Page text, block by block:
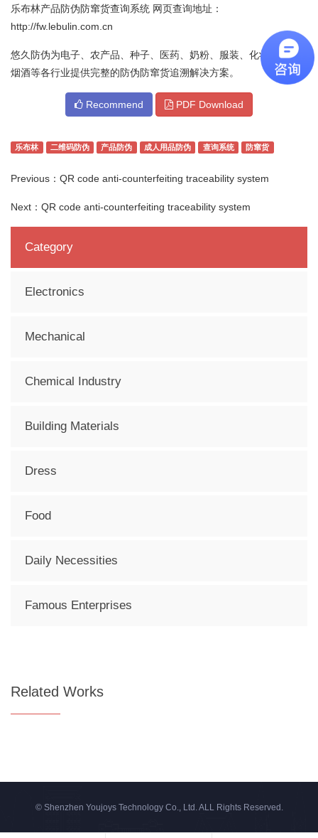
乐布林产品防伪防窜货查询系统 网页查询地址：
http://fw.lebulin.com.cn
悠久防伪为电子、农产品、种子、医药、奶粉、服装、化妆品、茶
烟酒等各行业提供完整的防伪防窜货追溯解决方案。
Recommend PDF Download
乐布林 二维码防伪 产品防伪 成人用品防伪 查询系统 防窜货
Previous： QR code anti-counterfeiting traceability system
Next： QR code anti-counterfeiting traceability system
Category
Electronics
Mechanical
Chemical Industry
Building Materials
Dress
Food
Daily Necessities
Famous Enterprises
Related Works
© Shenzhen Youjoys Technology Co., Ltd. ALL Rights Reserved.